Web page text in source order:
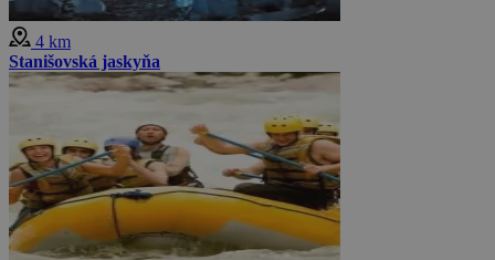
4 km
Stanišovská jaskyňa